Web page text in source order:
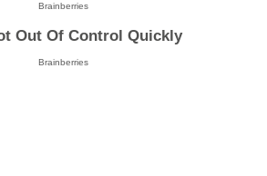
Brainberries
Out Of Control Quickly
Brainberries